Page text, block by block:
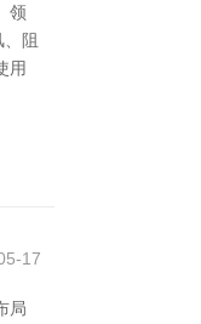
领
阻
用
17
局